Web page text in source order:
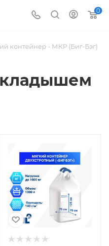
0
контейнер - МКР (Биг-Бэг)